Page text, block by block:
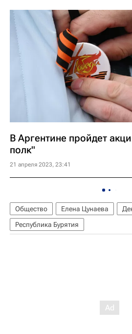
В Аргентине пройдет
полк"
21 апреля 2023, 23:41
Общество Елена Цунаева
Республика Бурятия